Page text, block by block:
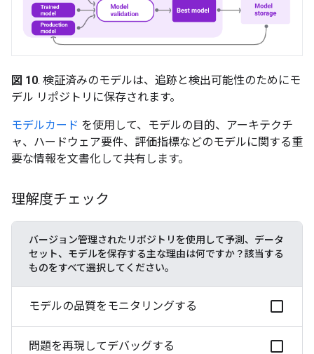
図 10. 検証済みのモデルは、追跡と検出可能性のためにモ
デル リポジトリに保存されます。
モデルカード を使用して、モデルの目的、アーキテクチ
ャ、ハードウェア要件、評価指標などのモデルに関する重
要な情報を文書化して共有します。
理解度チェック
バージョン管理されたリポジトリを使用して予測、データ
セット、モデルを保存する主な理由は何ですか？該当する
ものをすべて選択してください。
モデルの品質をモニタリングする
問題を再現してデバッグする